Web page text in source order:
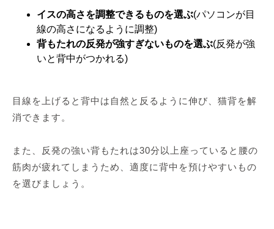
イスの高さを調整できるものを選ぶ(パソコンが目
線の高さになるように調整)
背もたれの反発が強すぎないものを選ぶ(反発が強
いと背中がつかれる)
目線を上げると背中は自然と反るように伸び、猫背を解
消できます。
また、反発の強い背もたれは30分以上座っていると腰の
筋肉が疲れてしまうため、適度に背中を預けやすいもの
を選びましょう。